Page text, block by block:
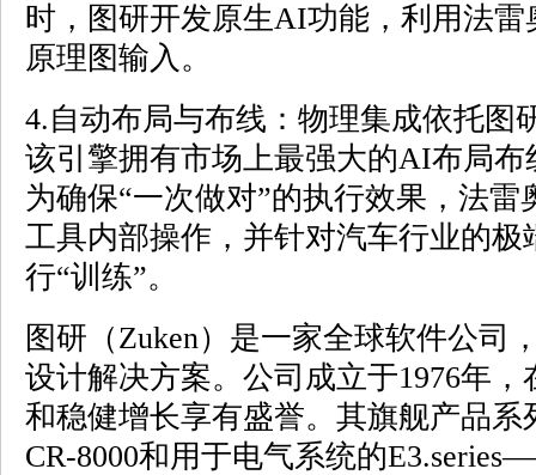
时，图研开发原生AI功能，利用法
原理图输入。
4.自动布局与布线：物理集成依托图
该引擎拥有市场上最强大的AI布局
为确保“一次做对”的执行效果，法
工具内部操作，并针对汽车行业的
行“训练”。
图研（Zuken）是一家全球软件公司
设计解决方案。公司成立于1976年
和稳健增长享有盛誉。其旗舰产品
CR-8000和用于电气系统的